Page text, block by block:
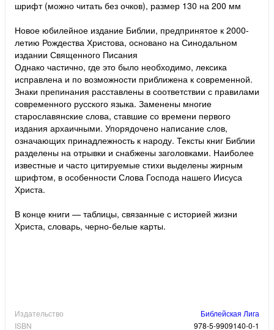
шрифт (можно читать без очков), размер 130 на 200 мм
Новое юбилейное издание Библии, предпринятое к 2000-
летию Рождества Христова, основано на Синодальном
издании Священного Писания
Однако частично, где это было необходимо, лексика
исправлена и по возможности приближена к современной.
Знаки препинания расставлены в соответствии с правилами
современного русского языка. Заменены многие
старославянские слова, ставшие со времени первого
издания архаичными. Упорядочено написание слов,
означающих принадлежность к народу. Тексты книг Библии
разделены на отрывки и снабжены заголовками. Наиболее
известные и часто цитируемые стихи выделены жирным
шрифтом, в особенности Слова Господа нашего Иисуса
Христа.
В конце книги — таблицы, связанные с историей жизни
Христа, словарь, черно-белые карты.
Издательство
Библейская Лига
ISBN
978-5-9909140-0-1